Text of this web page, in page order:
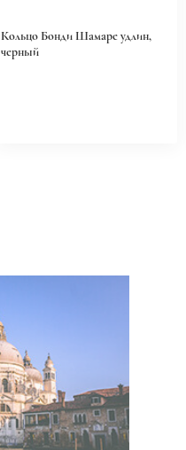
Кольцо Бонди Шамаре удлин,
черный